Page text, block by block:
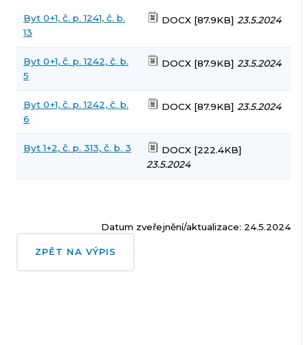
Byt 0+1, č. p. 1241, č. b.
13
DOCX [87.9KB] 23.5.2024
Byt 0+1, č. p. 1242, č. b.
5
DOCX [87.9KB] 23.5.2024
Byt 0+1, č. p. 1242, č. b.
6
DOCX [87.9KB] 23.5.2024
Byt 1+2, č. p. 313, č. b. 3
DOCX [222.4KB]
23.5.2024
Datum zveřejnění/aktualizace: 24.5.2024
ZPĚT NA VÝPIS